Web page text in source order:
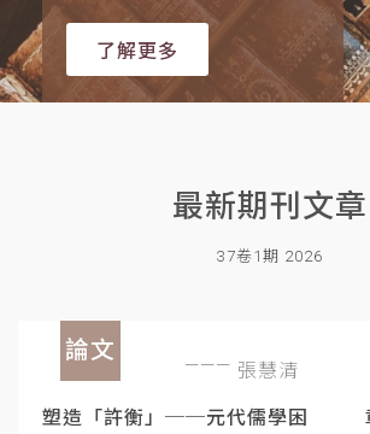
了解更多
最新期刊文章
37卷1期 2026
論文
張慧清
塑造「許衡」──元代儒學困